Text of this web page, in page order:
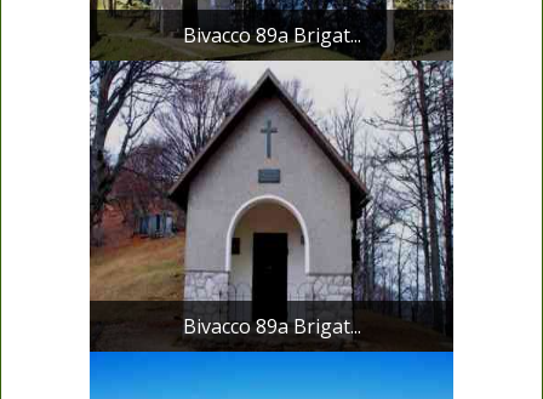
Bivacco 89a Brigat...
Bivacco 89a Brigat...